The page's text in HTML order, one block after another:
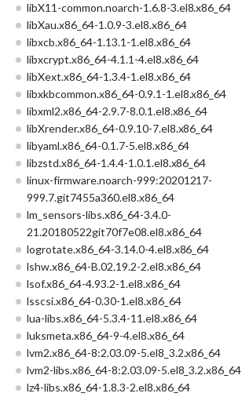
libX11-common.noarch-1.6.8-3.el8.x86_64
libXau.x86_64-1.0.9-3.el8.x86_64
libxcb.x86_64-1.13.1-1.el8.x86_64
libxcrypt.x86_64-4.1.1-4.el8.x86_64
libXext.x86_64-1.3.4-1.el8.x86_64
libxkbcommon.x86_64-0.9.1-1.el8.x86_64
libxml2.x86_64-2.9.7-8.0.1.el8.x86_64
libXrender.x86_64-0.9.10-7.el8.x86_64
libyaml.x86_64-0.1.7-5.el8.x86_64
libzstd.x86_64-1.4.4-1.0.1.el8.x86_64
linux-firmware.noarch-999:20201217-
999.7.git7455a360.el8.x86_64
lm_sensors-libs.x86_64-3.4.0-
21.20180522git70f7e08.el8.x86_64
logrotate.x86_64-3.14.0-4.el8.x86_64
lshw.x86_64-B.02.19.2-2.el8.x86_64
lsof.x86_64-4.93.2-1.el8.x86_64
lsscsi.x86_64-0.30-1.el8.x86_64
lua-libs.x86_64-5.3.4-11.el8.x86_64
luksmeta.x86_64-9-4.el8.x86_64
lvm2.x86_64-8:2.03.09-5.el8_3.2.x86_64
lvm2-libs.x86_64-8:2.03.09-5.el8_3.2.x86_64
lz4-libs.x86_64-1.8.3-2.el8.x86_64